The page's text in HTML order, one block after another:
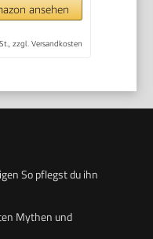
ansehen
zzgl. Versandkosten
So pflegst du ihn
Mythen und